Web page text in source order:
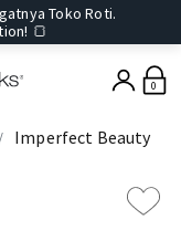
Toko Roti.
🍞
0
Imperfect Beauty